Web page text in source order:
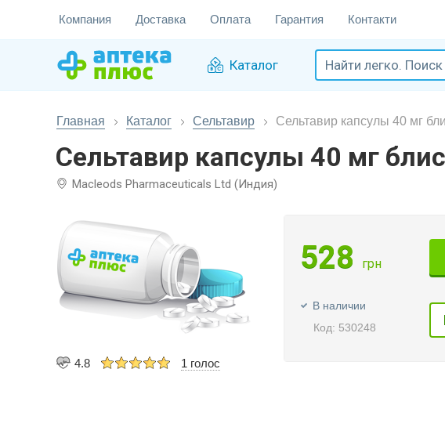
Компания Доставка Оплата Гарантия Контакти
Каталог
Главная Каталог Сельтавир Сельтавир капсулы 40 мг
Сельтавир капсулы 40 мг
Macleods Pharmaceuticals Ltd (Индия)
4.8 1 голос
528 грн
В наличии
Код: 530248